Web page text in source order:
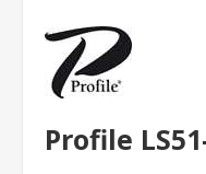
Profile